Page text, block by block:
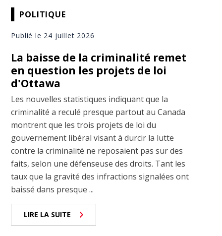
POLITIQUE
Publié le 24 juillet 2026
La baisse de la criminalité remet
en question les projets de loi
d'Ottawa
Les nouvelles statistiques indiquant que la
criminalité a reculé presque partout au Canada
montrent que les trois projets de loi du
gouvernement libéral visant à durcir la lutte
contre la criminalité ne reposaient pas sur des
faits, selon une défenseuse des droits. Tant les
taux que la gravité des infractions signalées ont
baissé dans presque ...
LIRE LA SUITE